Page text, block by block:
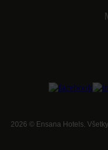
2026 © Ensana Hotels.